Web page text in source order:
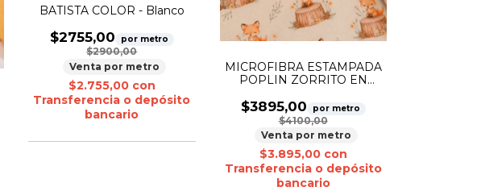
BATISTA COLOR - Blanco
$2755,00 por metro
$2900,00
Venta por metro
$2.755,00 con
Transferencia o depósito
bancario
MICROFIBRA ESTAMPADA
POPLIN ZORRITO EN
$3895,00 por metro
$4100,00
Venta por metro
$3.895,00 con
Transferencia o depósito
bancario